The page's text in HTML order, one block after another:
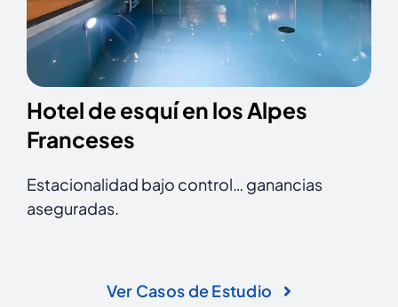
Hotel de esquí en los Alpes
Franceses
Estacionalidad bajo control… ganancias
aseguradas.
Ver Casos de Estudio